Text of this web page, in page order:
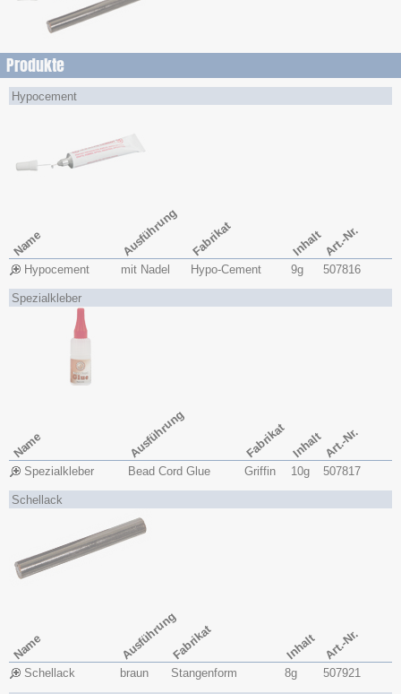
Produkte
Hypocement
Name Ausführung Fabrikat InhaltArt.-Nr.
Hypocement mit Nadel Hypo-Cement 9g 507816
Spezialkleber
Name Ausführung Fabrikat InhaltArt.-Nr.
Spezialkleber Bead Cord Glue Griffin 10g 507817
Schellack
Name AusführungFabrikat Inhalt Art.-Nr.
Schellack braun Stangenform 8g 507921